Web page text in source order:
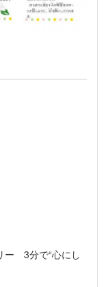
ー 3分で“心にし